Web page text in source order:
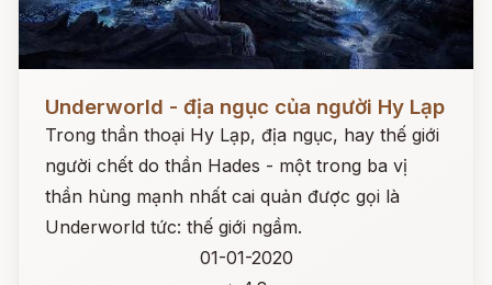
Underworld - địa ngục của người Hy Lạp
Trong thần thoại Hy Lạp, địa ngục, hay thế giới
người chết do thần Hades - một trong ba vị
thần hùng mạnh nhất cai quản được gọi là
Underworld tức: thế giới ngầm.
01-01-2020